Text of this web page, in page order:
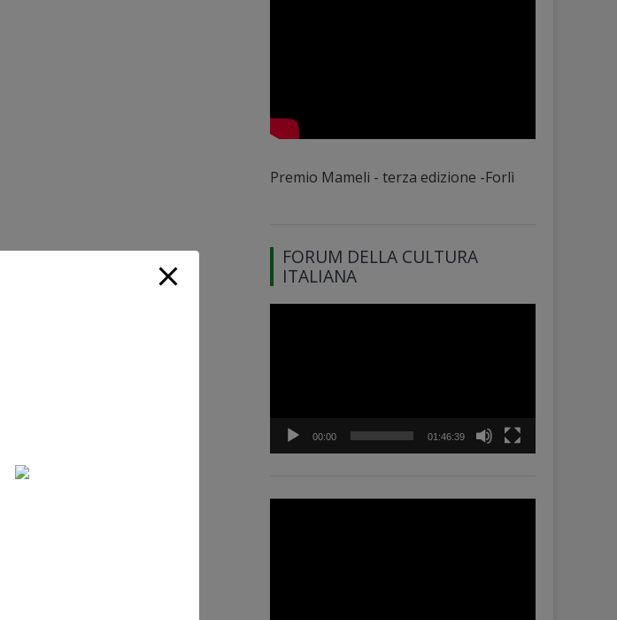
Premio Mameli - terza edizione -Forlì
FORUM DELLA CULTURA
ITALIANA
00:00 01:46:39